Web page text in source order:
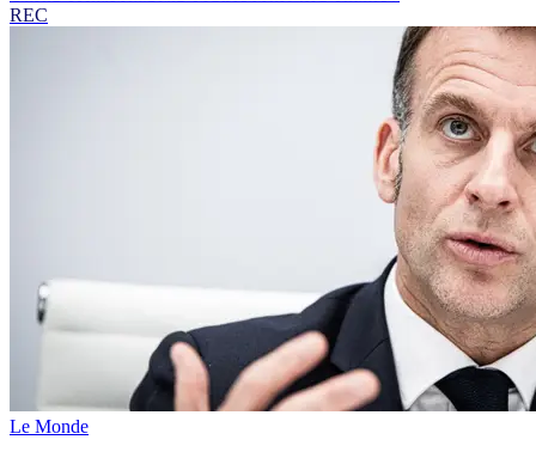
REC
Le Monde